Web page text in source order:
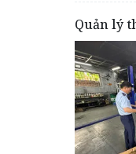
Quản lý